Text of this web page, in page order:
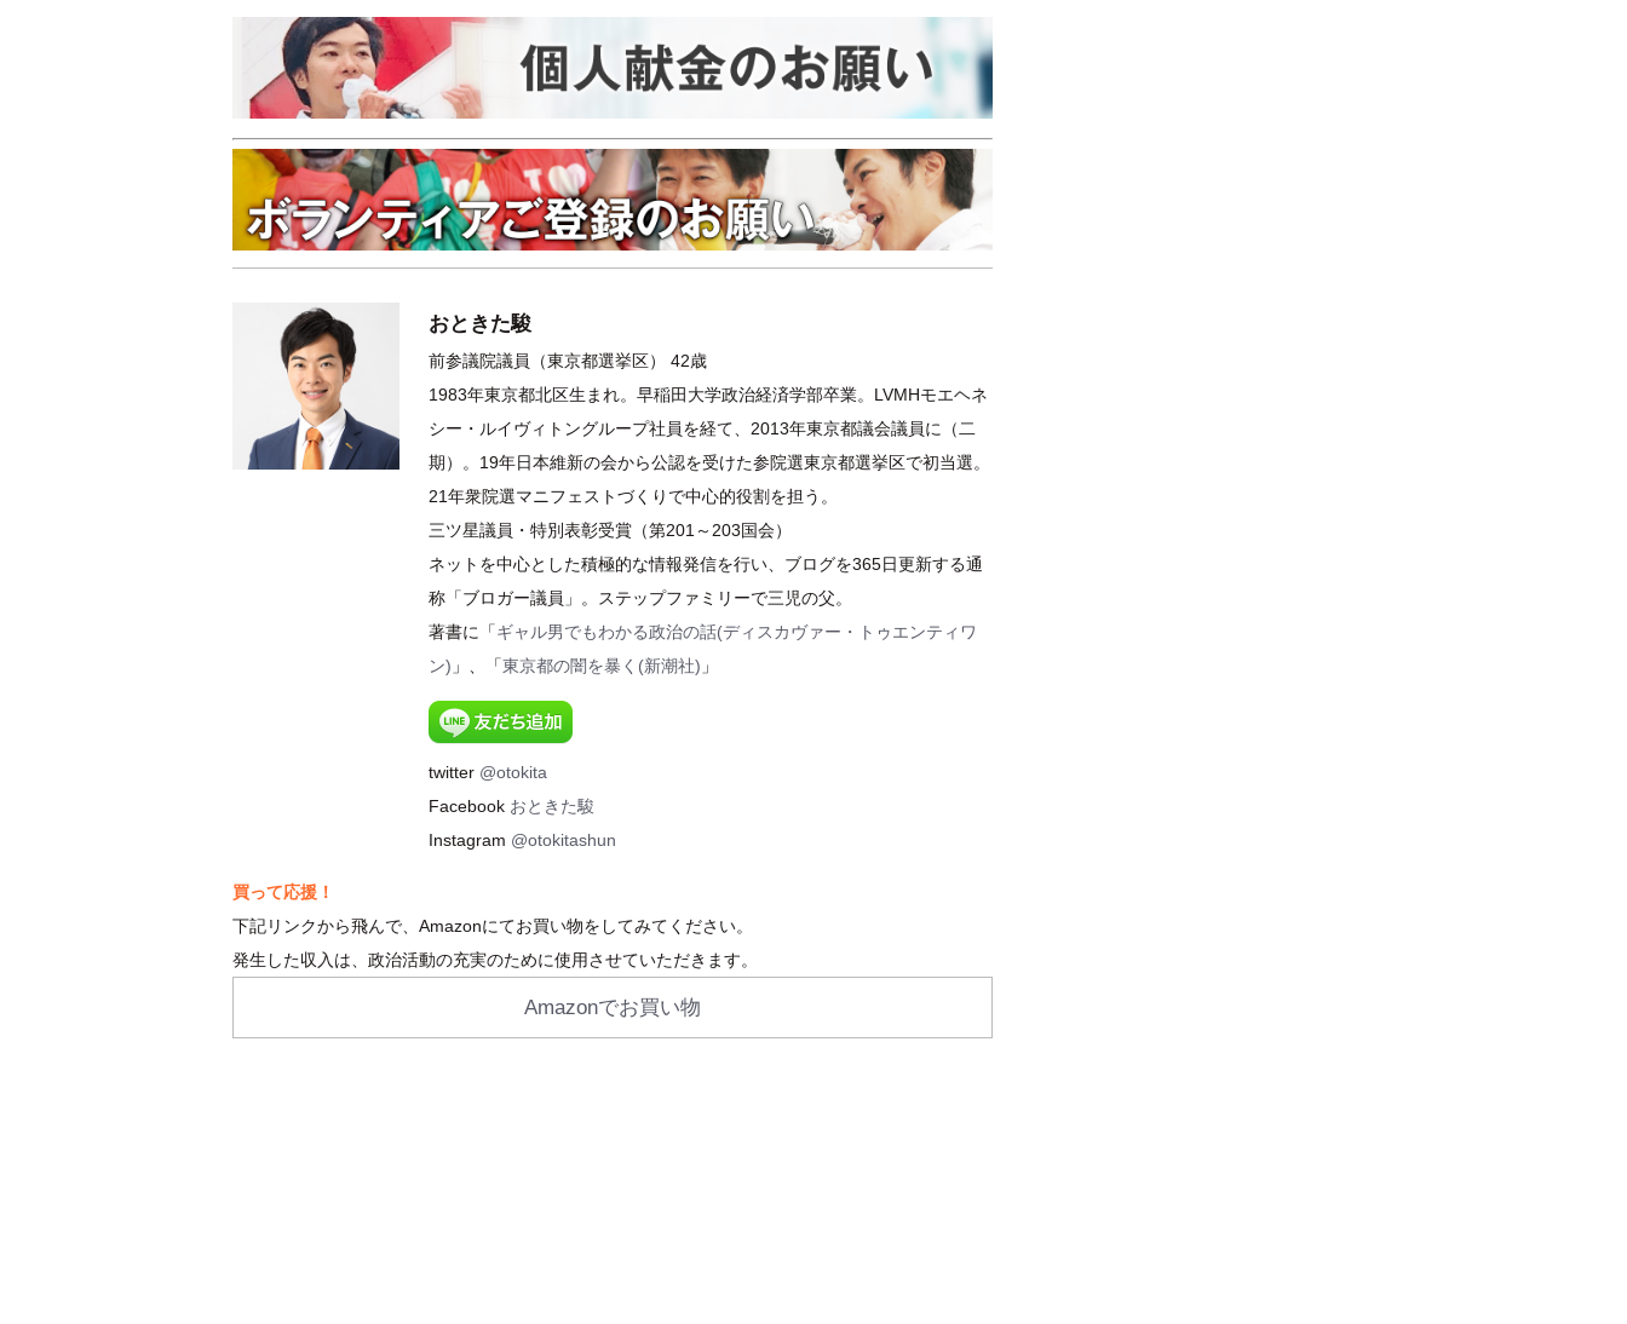
おときた駿
前参議院議員（東京都選挙区） 42歳
1983年東京都北区生まれ。早稲田大学政治経済学部卒業。LVMHモエヘネ
シー・ルイヴィトングループ社員を経て、2013年東京都議会議員に（二
期）。19年日本維新の会から公認を受けた参院選東京都選挙区で初当選。
21年衆院選マニフェストづくりで中心的役割を担う。
三ツ星議員・特別表彰受賞（第201～203国会）
ネットを中心とした積極的な情報発信を行い、ブログを365日更新する通
称「ブロガー議員」。ステップファミリーで三児の父。
著書に「ギャル男でもわかる政治の話(ディスカヴァー・トゥエンティワ
ン) 」、「東京都の闇を暴く(新潮社) 」
twitter @otokita
Facebook おときた駿
Instagram @otokitashun
買って応援！
下記リンクから飛んで、Amazonにてお買い物をしてみてください。
発生した収入は、政治活動の充実のために使用させていただきます。
Amazonでお買い物